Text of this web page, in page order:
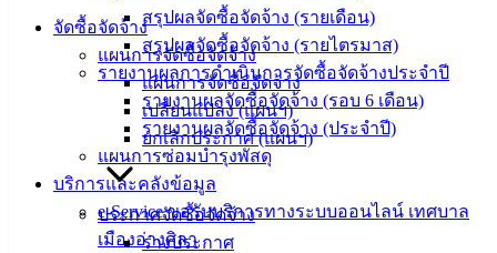
สรุปผลจัดซื้อจัดจ้าง (รายเดือน)
สรุปผลจัดซื้อจัดจ้าง (รายไตรมาส)
รายงานผลการดำเนินการจัดซื้อจัดจ้างประจำปี
รายงานผลจัดซื้อจัดจ้าง (รอบ 6 เดือน)
รายงานผลจัดซื้อจัดจ้าง (ประจำปี)
แผนการซ่อมบำรุงพัสดุ
บริการและคลังข้อมูล
e-Service ขอรับบริการทางระบบออนไลน์ เทศบาล
เมืองอ่างศิลา
จัดซื้อจัดจ้าง
แผนการจัดซื้อจัดจ้าง
แผนการจัดซื้อจัดจ้าง
เปลี่ยนแปลง (แผนฯ)
ยกเลิกประกาศ (แผนฯ)
ประกาศจัดซื้อจัดจ้าง
ร่างประกาศ
ราชการ
สภา
สงวนลิขสิทธิ์ © 2563 เทศบาลเมืองอ่างศิลา จังหวัดชลบุรี |
angsilacity.go.th | Powered byBuuscript